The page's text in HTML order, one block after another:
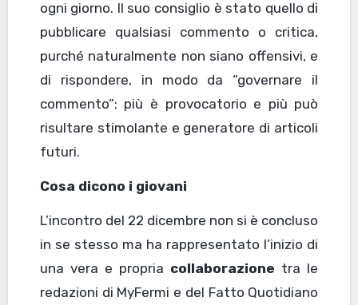
ogni giorno. Il suo consiglio è stato quello di
pubblicare qualsiasi commento o critica,
purché naturalmente non siano offensivi, e
di rispondere, in modo da “governare il
commento”: più è provocatorio e più può
risultare stimolante e generatore di articoli
futuri.
Cosa dicono i giovani
L’incontro del 22 dicembre non si è concluso
in se stesso ma ha rappresentato l’inizio di
una vera e propria collaborazione tra le
redazioni di MyFermi e del Fatto Quotidiano